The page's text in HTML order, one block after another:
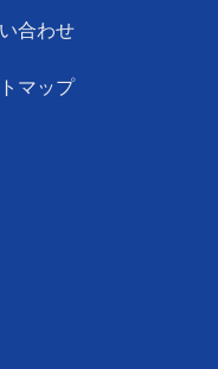
合わせ
マップ